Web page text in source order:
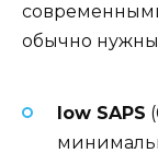
обычно
low SAPS